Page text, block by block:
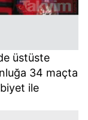
üstüste
34 maçta
ile